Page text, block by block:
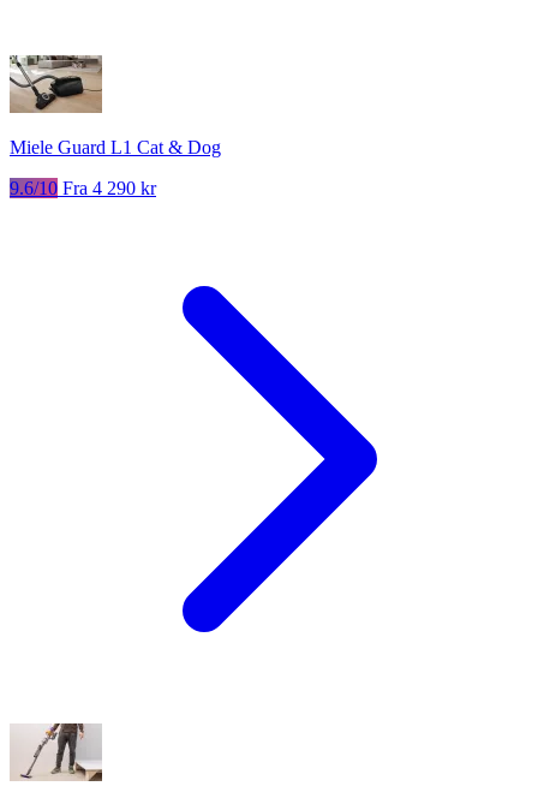
Miele Guard L1 Cat & Dog
9.6/10 Fra 4 290 kr